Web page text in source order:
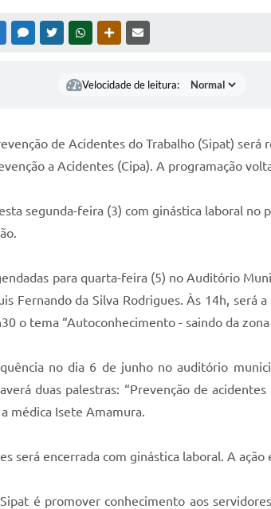
FACEBOOKMESSENGER
TWITTERWHATSAPPOUTRAS MÍDIAS
Velocidade de leitura:
de Acidentes do Trabalho (Sipat)
a Acidentes (Cipa). A programação
segunda-feira (3) com ginástica laboral no
para quarta-feira (5) no Auditório
Fernando da Silva Rodrigues. Às 14h, será
o tema “Autoconhecimento - saindo da
no dia 6 de junho no auditório
duas palestras: “Prevenção de
médica Isete Amamura.
será encerrada com ginástica laboral. A
é promover conhecimento aos